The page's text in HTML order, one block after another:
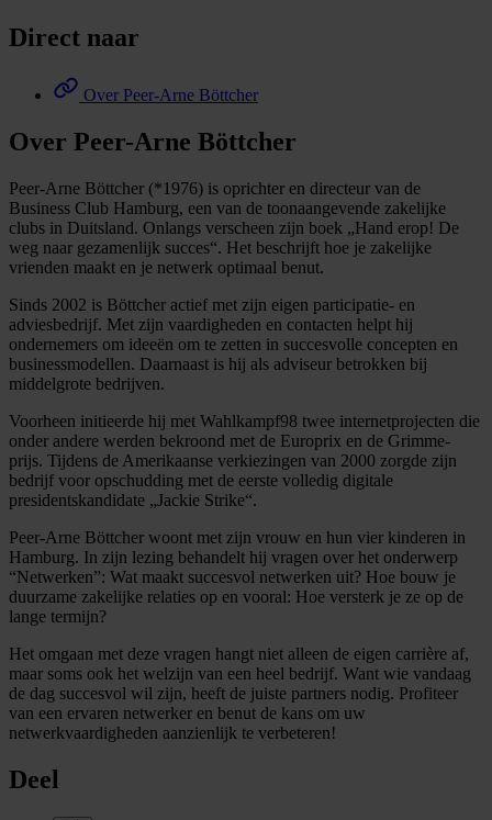
Direct naar
Over Peer-Arne Böttcher
Over Peer-Arne Böttcher
Peer-Arne Böttcher (*1976) is oprichter en directeur van de
Business Club Hamburg, een van de toonaangevende zakelijke
clubs in Duitsland. Onlangs verscheen zijn boek „Hand erop! De
weg naar gezamenlijk succes“. Het beschrijft hoe je zakelijke
vrienden maakt en je netwerk optimaal benut.
Sinds 2002 is Böttcher actief met zijn eigen participatie- en
adviesbedrijf. Met zijn vaardigheden en contacten helpt hij
ondernemers om ideeën om te zetten in succesvolle concepten en
businessmodellen. Daarnaast is hij als adviseur betrokken bij
middelgrote bedrijven.
Voorheen initieerde hij met Wahlkampf98 twee internetprojecten die
onder andere werden bekroond met de Europrix en de Grimme-
prijs. Tijdens de Amerikaanse verkiezingen van 2000 zorgde zijn
bedrijf voor opschudding met de eerste volledig digitale
presidentskandidate „Jackie Strike“.
Peer-Arne Böttcher woont met zijn vrouw en hun vier kinderen in
Hamburg. In zijn lezing behandelt hij vragen over het onderwerp
“Netwerken”: Wat maakt succesvol netwerken uit? Hoe bouw je
duurzame zakelijke relaties op en vooral: Hoe versterk je ze op de
lange termijn?
Het omgaan met deze vragen hangt niet alleen de eigen carrière af,
maar soms ook het welzijn van een heel bedrijf. Want wie vandaag
de dag succesvol wil zijn, heeft de juiste partners nodig. Profiteer
van een ervaren netwerker en benut de kans om uw
netwerkvaardigheden aanzienlijk te verbeteren!
Deel